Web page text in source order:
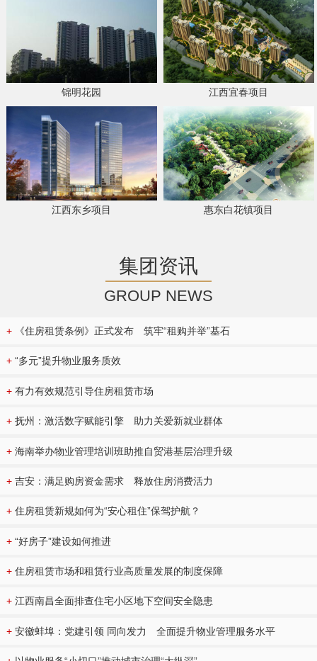
锦明花园 江西宜春项目
江西东乡项目 惠东白花镇项目
集团资讯
GROUP NEWS
+ 《住房租赁条例》正式发布 筑牢“租购并举”基石
+ “多元”提升物业服务质效
+ 有力有效规范引导住房租赁市场
+ 抚州：激活数字赋能引擎 助力关爱新就业群体
+ 海南举办物业管理培训班助推自贸港基层治理升级
+ 吉安：满足购房资金需求 释放住房消费活力
+ 住房租赁新规如何为“安心租住”保驾护航？
+ “好房子”建设如何推进
+ 住房租赁市场和租赁行业高质量发展的制度保障
+ 江西南昌全面排查住宅小区地下空间安全隐患
+ 安徽蚌埠：党建引领 同向发力 全面提升物业管理服务水平